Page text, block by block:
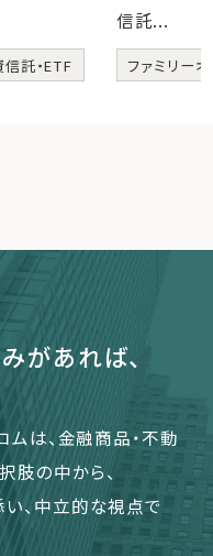
託・ETF
信託...
ファミリー
があれば、
ムは、金融商品・不動
肢の中から、
、中立的な視点で